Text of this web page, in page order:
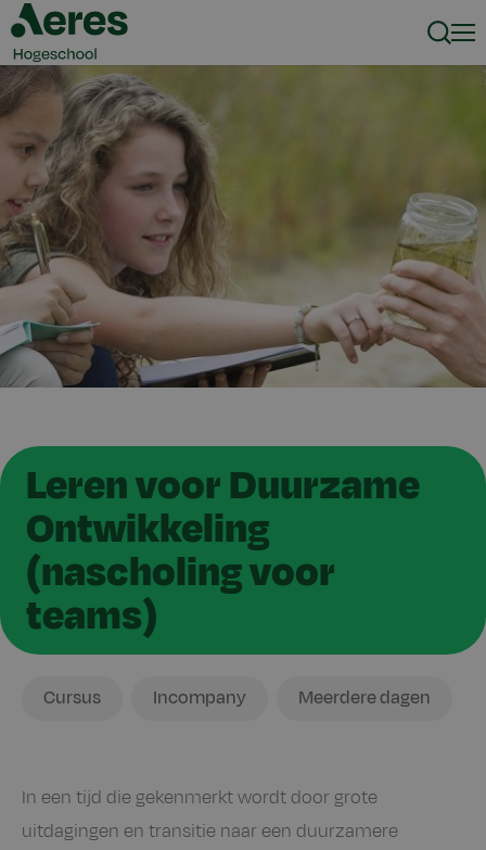
Leren voor Duurzame
Ontwikkeling
(nascholing voor
teams)
Cursus Locatie
Incompany Duur
Meerdere dagen
In een tijd die gekenmerkt wordt door grote
uitdagingen en transitie naar een duurzamere